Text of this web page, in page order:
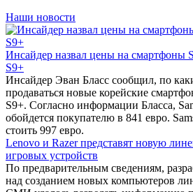
Наши новости
Инсайдер назвал цены на смартфоны
S9+
Инсайдер Эван Бласс сообщил, по
продаваться новые корейские
S9+. Согласно информации Бласса,
обойдется покупателю в 841 евро.
стоить 997 евро.
Lenovo и Razer представят новую
игровых устройств
По предварительным сведениям,
над созданием новых компьютеров